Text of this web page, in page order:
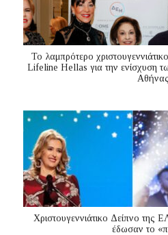
Το λαμπρότερο
Lifeline Hellas για την ενίσχυση
Αθήνας
Χριστουγεννιάτικο Δείπνο
έδωσαν το